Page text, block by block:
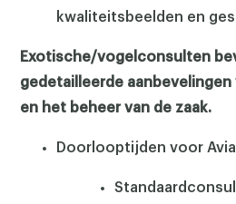
kwaliteitsbeelden en
Exotische/vogelconsulten
gedetailleerde
en het beheer van de zaak.
Doorlooptijden voor